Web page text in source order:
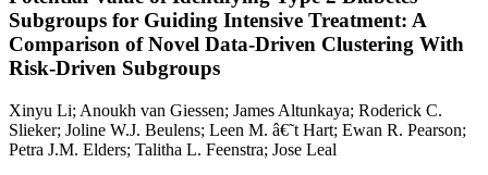
Subgroups for Guiding Intensive Treatment: A
Comparison of Novel Data-Driven Clustering With
Risk-Driven Subgroups
Xinyu Li; Anoukh van Giessen; James Altunkaya; Roderick C.
Slieker; Joline W.J. Beulens; Leen M. â€˜t Hart; Ewan R. Pearson;
Petra J.M. Elders; Talitha L. Feenstra; Jose Leal